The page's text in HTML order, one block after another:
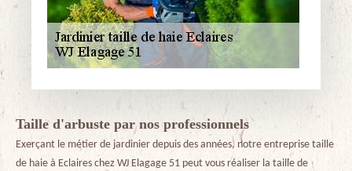
Taille d'arbuste par nos professionnels
Exerçant le métier de jardinier depuis des années, notre entreprise taille
de haie à Eclaires chez WJ Elagage 51 peut vous réaliser la taille de